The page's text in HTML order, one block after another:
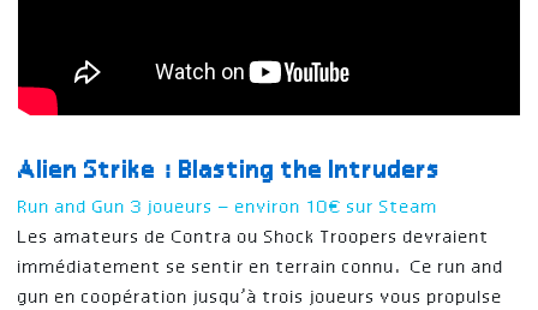
Alien Strike : Blasting the Intruders
Run and Gun 3 joueurs – environ 10€ sur Steam
Les amateurs de Contra ou Shock Troopers devraient
immédiatement se sentir en terrain connu. Ce run and
gun en coopération jusqu’à trois joueurs vous propulse